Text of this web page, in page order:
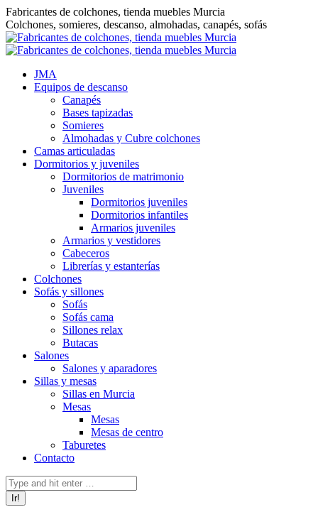
Saltar
al
contenido
Fabricantes de colchones, tienda muebles Murcia
Colchones, somieres, descanso, almohadas, canapés, sofás
JMA
Equipos de descanso
Canapés
Bases tapizadas
Somieres
Almohadas y Cubre colchones
Camas articuladas
Dormitorios y juveniles
Dormitorios de matrimonio
Juveniles
Dormitorios juveniles
Dormitorios infantiles
Armarios juveniles
Armarios y vestidores
Cabeceros
Librerías y estanterías
Colchones
Sofás y sillones
Sofás
Sofás cama
Sillones relax
Butacas
Salones
Salones y aparadores
Sillas y mesas
Sillas en Murcia
Mesas
Mesas
Mesas de centro
Taburetes
Contacto
Buscar: